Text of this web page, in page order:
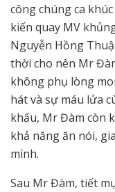
công chúng ca
kiến quay MV
Nguyễn Hồng
thời cho nên Mr
không phụ lòng
hát và sự máu lửa
khấu, Mr Đàm còn
khả năng ăn nói,
mình.
Sau Mr Đàm, tiết